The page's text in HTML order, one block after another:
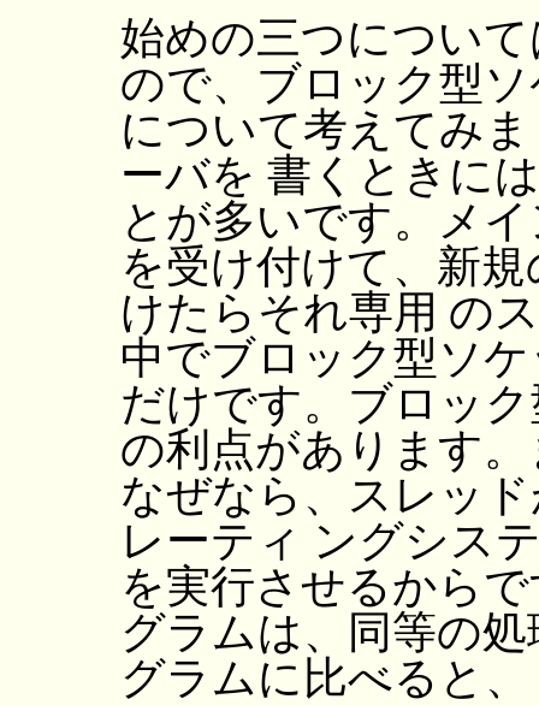
始めの三つについ
ので、ブロック型
について考えてみ
ーバを 書くときに
とが多いです。メ
を受け付けて、新
けたらそれ専用 の
中でブロック型ソ
だけです。ブロッ
の利点があります
なぜなら、スレッ
レーティ ングシス
を実行させるから
グラムは、同等の
グラムに比べると